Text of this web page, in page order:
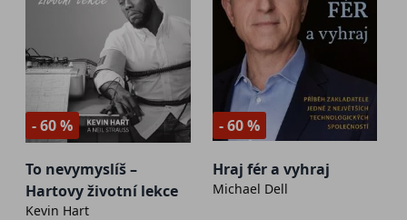
- 60 %
To nevymyslíš –
Hartovy životní lekce
Kevin Hart
- 60 %
Hraj fér a vyhraj
Michael Dell